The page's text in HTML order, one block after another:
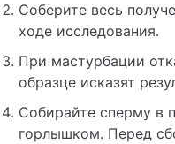
Соберите весь
ходе исследования.
При мастурбации
образце исказят
Собирайте сперму в
горлышком. Перед